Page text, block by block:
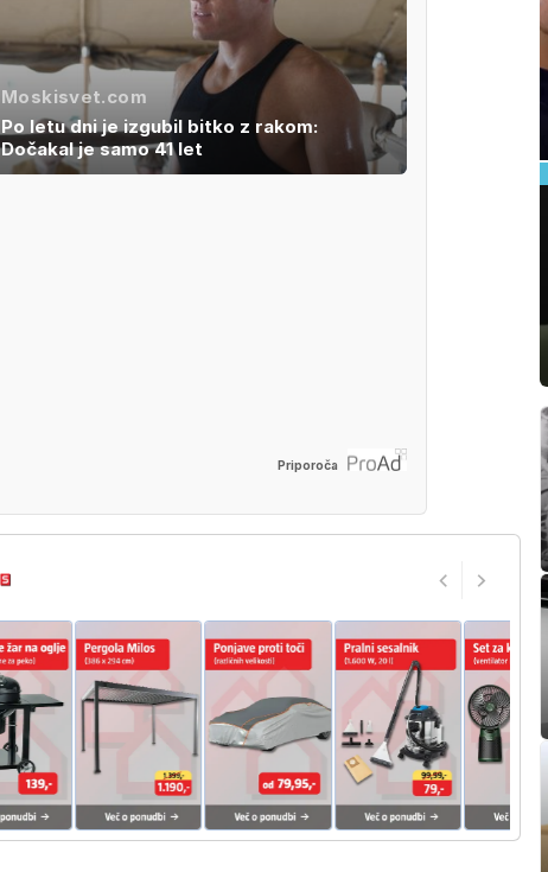
Moskisvet.com
Po letu dni je izgubil bitko z rakom:
Dočakal je samo 41 let
Priporoča